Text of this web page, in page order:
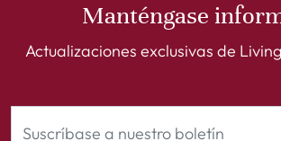
Manténgase
Actualizaciones exclusivas de